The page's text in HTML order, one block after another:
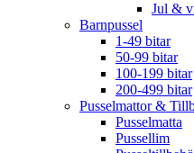
Jul &
Barnpussel
1-49 bitar
50-99 bitar
100-199 bitar
200-499 bitar
Pusselmattor &
Pusselmatta
Pussellim